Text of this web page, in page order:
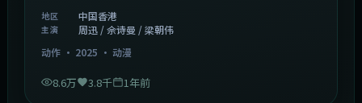
地区 中国香港
主演
周迅 / 佘诗曼 / 梁朝伟
动作· 2025 · 动漫
8.6万 3.8千 1年前